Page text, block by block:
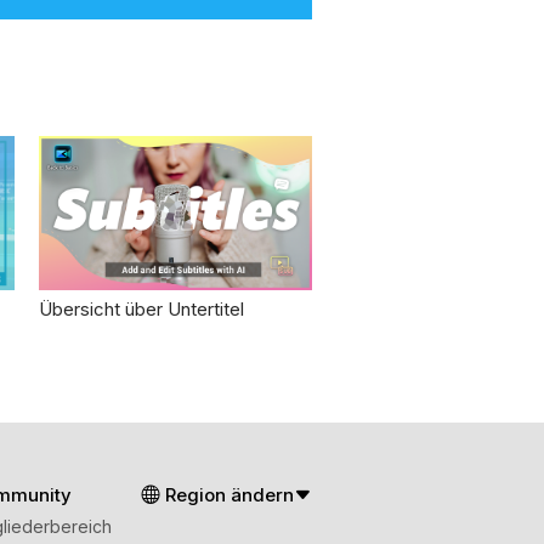
Übersicht über Untertitel
Region ändern